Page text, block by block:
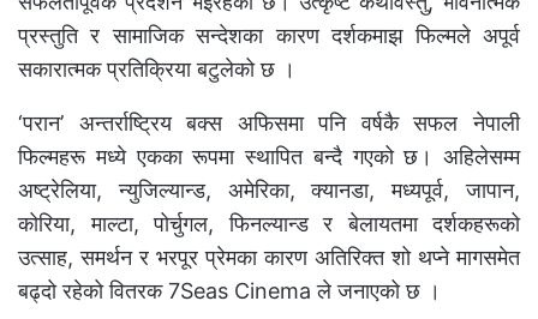
प्रस्तुति र सामाजिक सन्देशका कारण दर्शकमाझ फिल्मले अपूर्व
सकारात्मक प्रतिक्रिया बटुलेको छ ।
‘परान’ अन्तर्राष्ट्रिय बक्स अफिसमा पनि वर्षकै सफल नेपाली
फिल्महरू मध्ये एकका रूपमा स्थापित बन्दै गएको छ। अहिलेसम्म
अष्ट्रेलिया, न्युजिल्यान्ड, अमेरिका, क्यानडा, मध्यपूर्व, जापान,
कोरिया, माल्टा, पोर्चुगल, फिनल्यान्ड र बेलायतमा दर्शकहरूको
उत्साह, समर्थन र भरपूर प्रेमका कारण अतिरिक्त शो थप्ने मागसमेत
बढ्दो रहेको वितरक 7Seas Cinema ले जनाएको छ ।